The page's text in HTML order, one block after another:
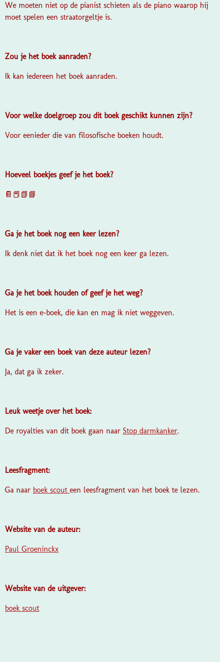
We moeten niet op de pianist schieten als de piano waarop hij
moet spelen een straatorgeltje is.
Zou je het boek aanraden?
Ik kan iedereen het boek aanraden.
Voor welke doelgroep zou dit boek geschikt kunnen zijn?
Voor eenieder die van filosofische boeken houdt.
Hoeveel boekjes geef je het boek?
📔📕📗📘
Ga je het boek nog een keer lezen?
Ik denk niet dat ik het boek nog een keer ga lezen.
Ga je het boek houden of geef je het weg?
Het is een e-boek, die kan en mag ik niet weggeven.
Ga je vaker een boek van deze auteur lezen?
Ja, dat ga ik zeker.
Leuk weetje over het boek:
De royalties van dit boek gaan naar Stop darmkanker.
Leesfragment:
Ga naar boek scout een leesfragment van het boek te lezen.
Website van de auteur:
Paul Groeninckx
Website van de uitgever:
boek scout